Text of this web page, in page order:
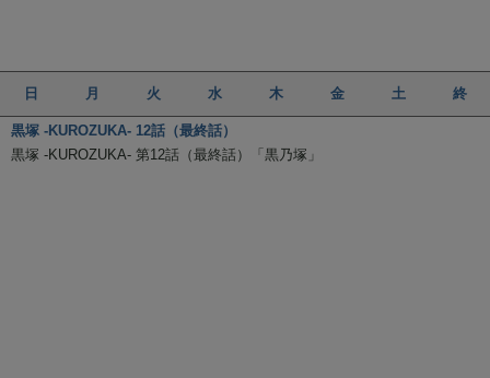
日 月 火 水 木 金 土 終
黒塚 -KUROZUKA- 12話（最終話）
黒塚 -KUROZUKA- 第12話（最終話）「黒乃塚」